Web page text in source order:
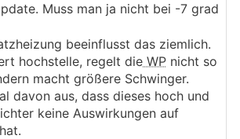
Muss man ja nicht bei -7 grad
beeinflusst das ziemlich.
hochstelle, regelt die WP nicht so
macht größere Schwinger.
davon aus, dass dieses hoch und
keine Auswirkungen auf